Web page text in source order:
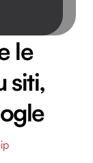
le
siti,